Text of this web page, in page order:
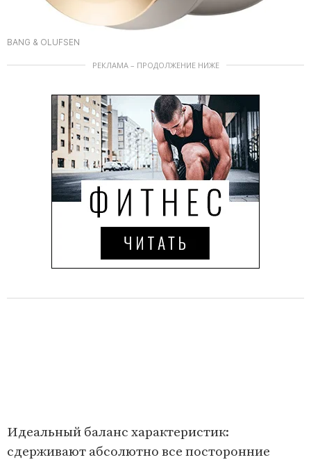
BANG & OLUFSEN
РЕКЛАМА – ПРОДОЛЖЕНИЕ НИЖЕ
Идеальный баланс характеристик:
сдерживают абсолютно все посторонние